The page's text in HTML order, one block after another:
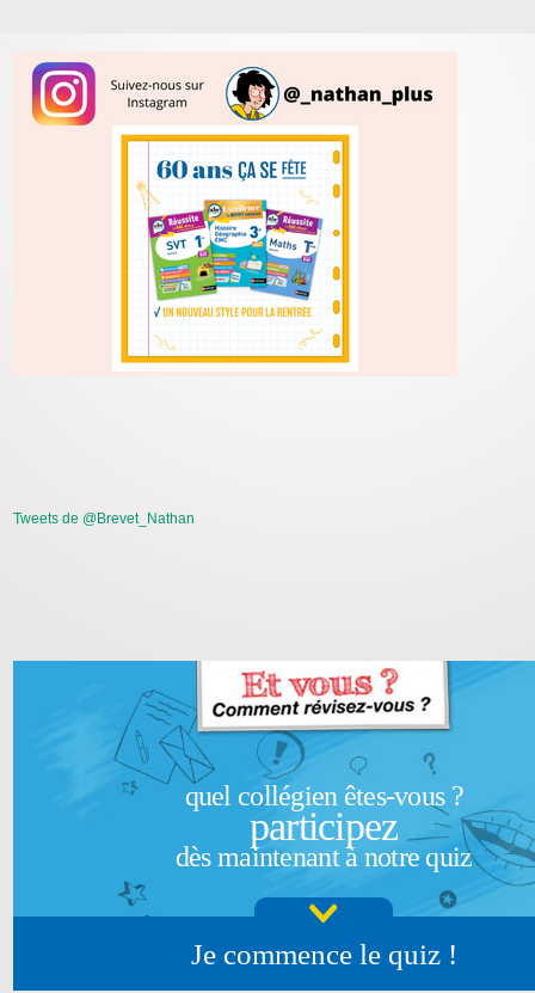
Tweets de @Brevet_Nathan
quel collégien êtes-vous ?
participez
dès maintenant à notre quiz
Je commence le quiz !